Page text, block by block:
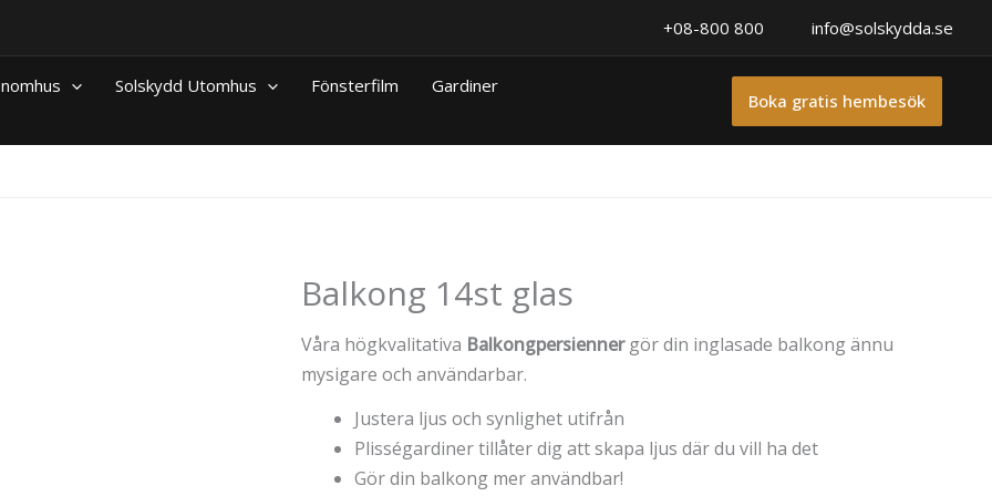
+08-800 800 info@solskydda.se
Solskydd Utomhus Fönsterfilm Gardiner
Boka gratis hembesök
Balkong 14st glas
Våra högkvalitativa Balkongpersiennergör din inglasade balkong ännu
mysigare och användarbar.
Justera ljus och synlighet utifrån
Plisségardiner tillåter dig att skapa ljus där du vill ha det
Gör din balkong mer användbar!